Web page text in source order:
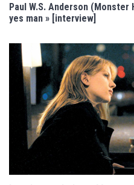
Paul W.S. Anderson
yes man » [interview]